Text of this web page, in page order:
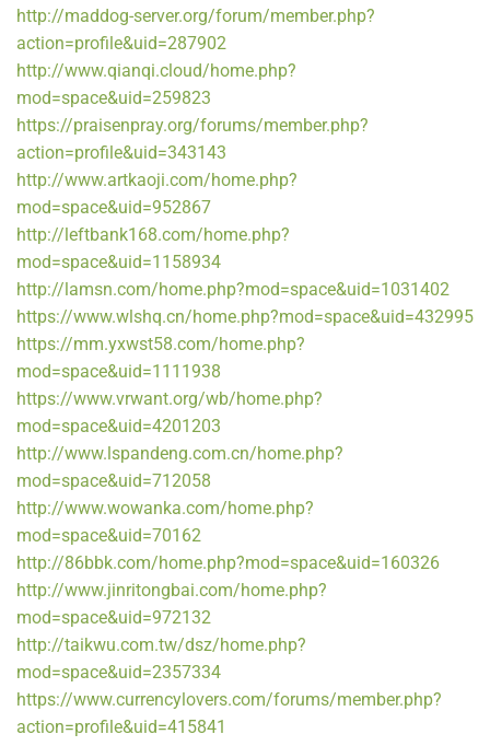
http://maddog-server.org/forum/member.php?
action=profile&uid=287902
http://www.qianqi.cloud/home.php?
mod=space&uid=259823
https://praisenpray.org/forums/member.php?
action=profile&uid=343143
http://www.artkaoji.com/home.php?
mod=space&uid=952867
http://leftbank168.com/home.php?
mod=space&uid=1158934
http://lamsn.com/home.php?mod=space&uid=1031402
https://www.wlshq.cn/home.php?mod=space&uid=432995
https://mm.yxwst58.com/home.php?
mod=space&uid=1111938
https://www.vrwant.org/wb/home.php?
mod=space&uid=4201203
http://www.lspandeng.com.cn/home.php?
mod=space&uid=712058
http://www.wowanka.com/home.php?
mod=space&uid=70162
http://86bbk.com/home.php?mod=space&uid=160326
http://www.jinritongbai.com/home.php?
mod=space&uid=972132
http://taikwu.com.tw/dsz/home.php?
mod=space&uid=2357334
https://www.currencylovers.com/forums/member.php?
action=profile&uid=415841